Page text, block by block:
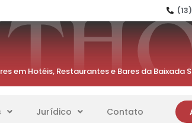
em Hotéis, Restaurantes e Bares da Baixada
Jurídico Contato